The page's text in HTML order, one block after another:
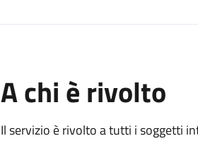
A chi è rivolto
Il servizio è rivolto a tutti i soggetti